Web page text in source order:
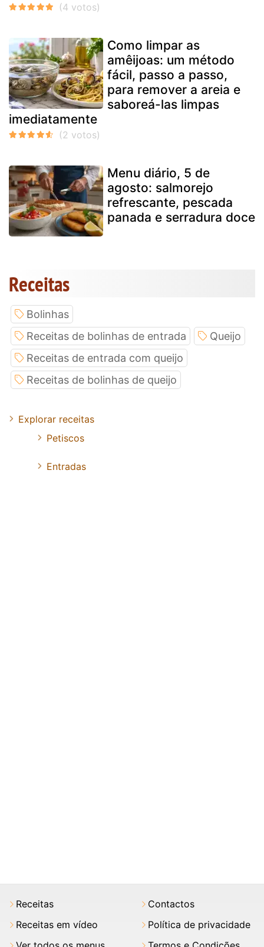
Como limpar as
amêijoas: um método
fácil, passo a passo,
para remover a areia e
saboreá-las limpas
imediatamente
Menu diário, 5 de
agosto: salmorejo
refrescante, pescada
panada e serradura doce
Receitas
Bolinhas
Receitas de bolinhas de entrada
Queijo
Receitas de entrada com queijo
Receitas de bolinhas de queijo
Explorar receitas
Petiscos
Entradas
Receitas
Receitas em vídeo
Contactos
Política de privacidade